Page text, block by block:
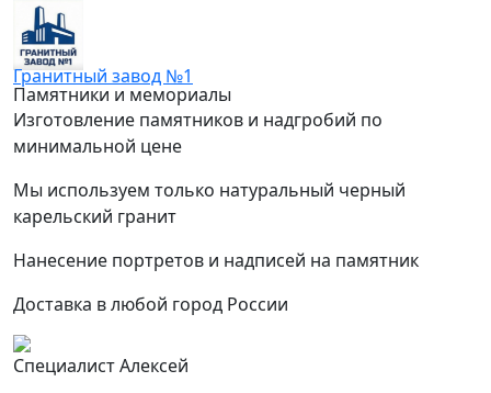
Гранитный завод №1
Памятники и мемориалы
Изготовление памятников и надгробий по
минимальной цене
Мы используем только натуральный черный
карельский гранит
Нанесение портретов и надписей на памятник
Доставка в любой город России
Специалист Алексей